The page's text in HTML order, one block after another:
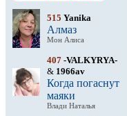
515 Yanika
Алмаз
Мон Алиса
407 -VALKYRYA-
& 1966av
Когда погаснут
маяки
Влади Наталья